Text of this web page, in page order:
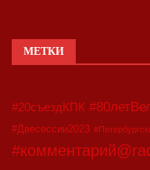
МЕТКИ
#20съездКПК
#Двесессии2023